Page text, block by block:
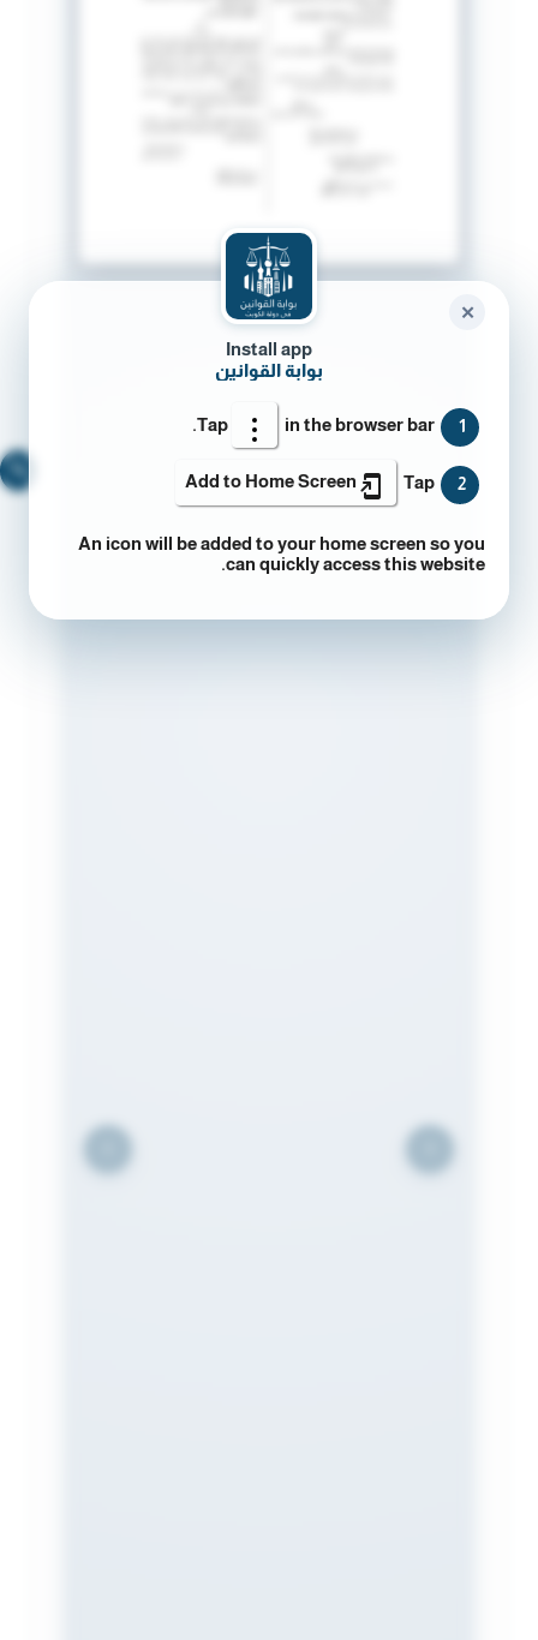
Install app
بوابة القوانين
1
Tap in the browser bar.
2
Tap
Add to Home Screen
An icon will be added to your home screen so you
can quickly access this website.
✕